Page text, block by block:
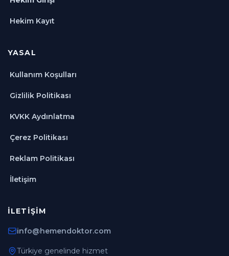
Hekim Kayıt
YASAL
Kullanım Koşulları
Gizlilik Politikası
KVKK Aydınlatma
Çerez Politikası
Reklam Politikası
İletişim
İLETIŞIM
info@hemendoktor.com
Türkiye genelinde hizmet